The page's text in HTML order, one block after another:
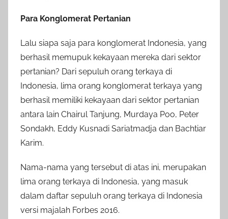
Para Konglomerat Pertanian
Lalu siapa saja para konglomerat Indonesia, yang
berhasil memupuk kekayaan mereka dari sektor
pertanian? Dari sepuluh orang terkaya di
Indonesia, lima orang konglomerat terkaya yang
berhasil memiliki kekayaan dari sektor pertanian
antara lain Chairul Tanjung, Murdaya Poo, Peter
Sondakh, Eddy Kusnadi Sariatmadja dan Bachtiar
Karim.
Nama-nama yang tersebut di atas ini, merupakan
lima orang terkaya di Indonesia, yang masuk
dalam daftar sepuluh orang terkaya di Indonesia
versi majalah Forbes 2016.